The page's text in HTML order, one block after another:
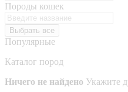
Породы кошек
Выбрать все
Популярные
Каталог пород
Ничего не найдено Укажите